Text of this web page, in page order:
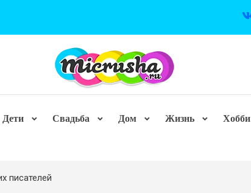
Дети Свадьба Дом Жизнь Хобби
писателей